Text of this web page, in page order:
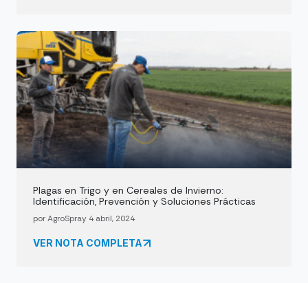
Plagas en Trigo y en Cereales de Invierno:
Identificación, Prevención y Soluciones Prácticas
por AgroSpray 4 abril, 2024
VER NOTA COMPLETA